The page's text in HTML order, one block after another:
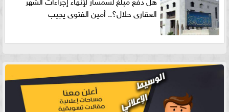
العقارى حلال؟.. أمين الفتوى يجيب